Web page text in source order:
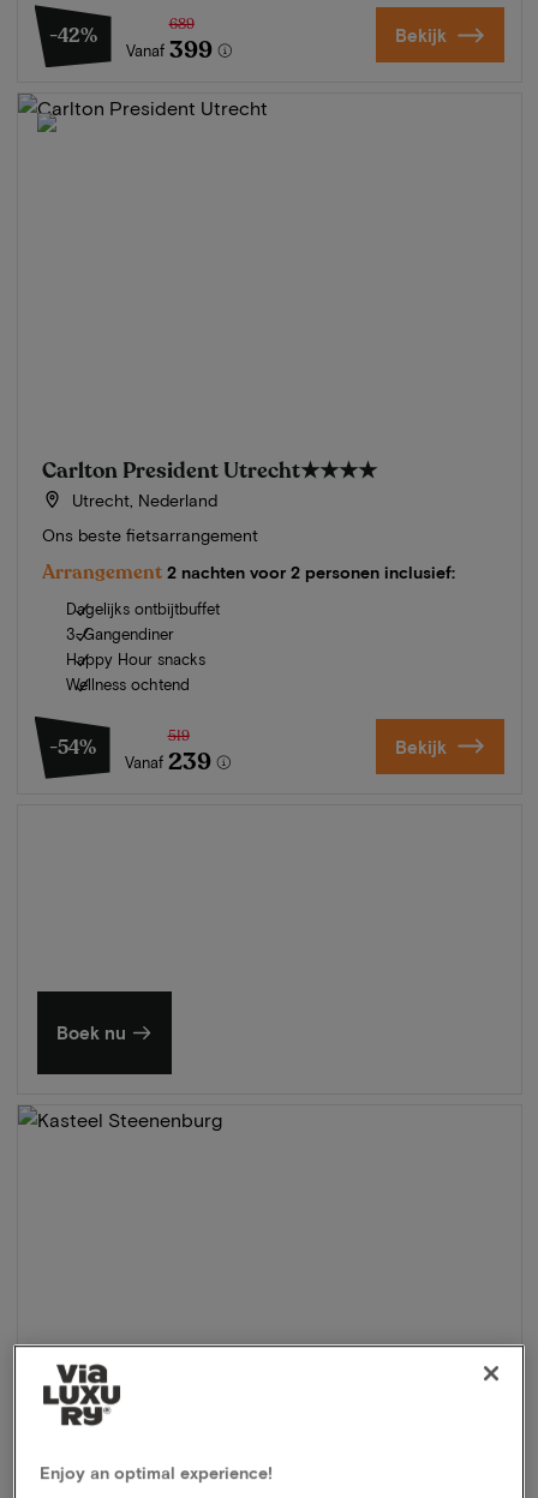
-42%
Vanaf
689
399 Bekijk
Carlton President Utrecht★★★★
Utrecht, Nederland
Ons beste fietsarrangement
Arrangement 2 nachten voor 2 personen inclusief:
Dagelijks ontbijtbuffet
3-Gangendiner
Happy Hour snacks
Wellness ochtend
-54%
Vanaf
519
239 Bekijk
Boek nu
Kasteel Steenenburg★★★★
Enjoy an optimal experience!